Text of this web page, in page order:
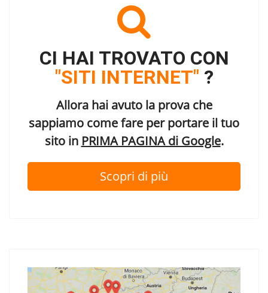
CI HAI TROVATO CON
"SITI INTERNET" ?
Allora hai avuto la prova che
sappiamo come fare per portare il tuo
sito in PRIMA PAGINA di Google.
Scopri di più